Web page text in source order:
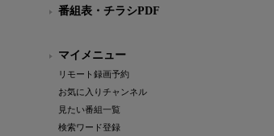
番組表・チラシPDF
マイメニュー
リモート録画予約
お気に入りチャンネル
見たい番組一覧
検索ワード登録